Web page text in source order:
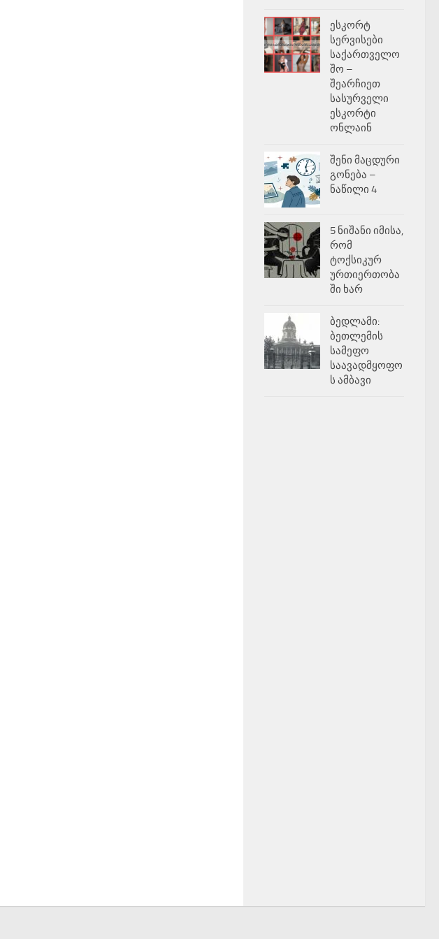
ესკორტ
სერვისები
საქართველო
შო –
შეარჩიეთ
სასურველი
ესკორტი
ონლაინ
შენი მაცდური
გონება –
ნაწილი 4
5 ნიშანი იმისა,
რომ
ტოქსიკურ
ურთიერთობა
ში ხარ
ბედლამი:
ბეთლემის
სამეფო
საავადმყოფო
ს ამბავი